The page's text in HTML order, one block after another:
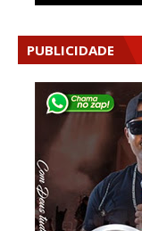
PUBLICIDADE